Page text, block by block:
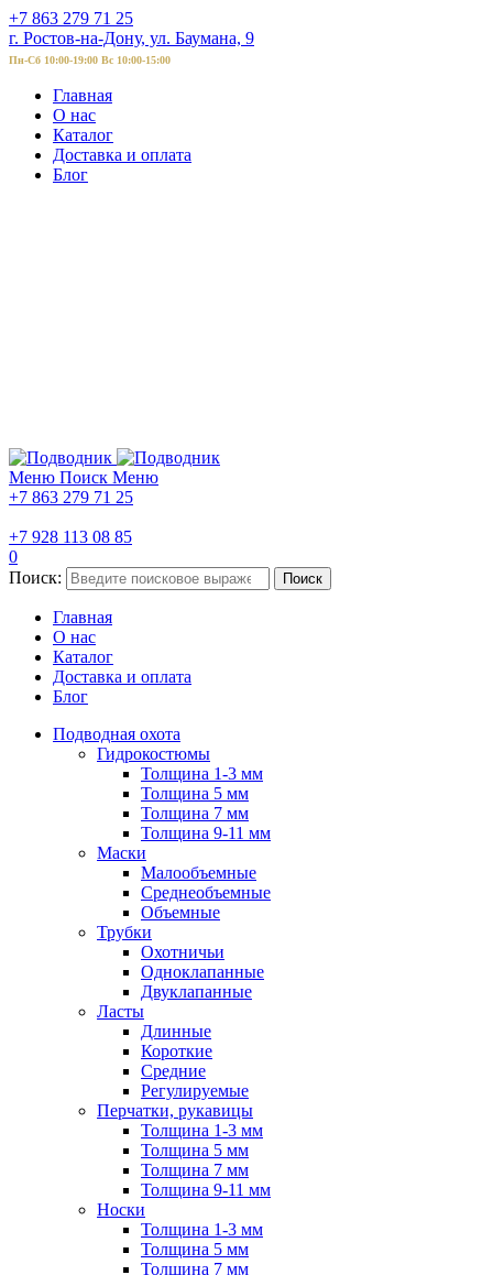
+7 863 279 71 25
г. Ростов-на-Дону, ул. Баумана, 9
Пн-Сб 10:00-19:00 Вс 10:00-15:00
Главная
О нас
Каталог
Доставка и оплата
Блог
Меню Поиск Меню
+7 863 279 71 25
+7 928 113 08 85
0
Поиск:
Поиск
Главная
О нас
Каталог
Доставка и оплата
Блог
Подводная охота
Гидрокостюмы
Толщина 1-3 мм
Толщина 5 мм
Толщина 7 мм
Толщина 9-11 мм
Маски
Малообъемные
Среднеобъемные
Объемные
Трубки
Охотничьи
Одноклапанные
Двуклапанные
Ласты
Длинные
Короткие
Средние
Регулируемые
Перчатки, рукавицы
Толщина 1-3 мм
Толщина 5 мм
Толщина 7 мм
Толщина 9-11 мм
Носки
Толщина 1-3 мм
Толщина 5 мм
Толщина 7 мм